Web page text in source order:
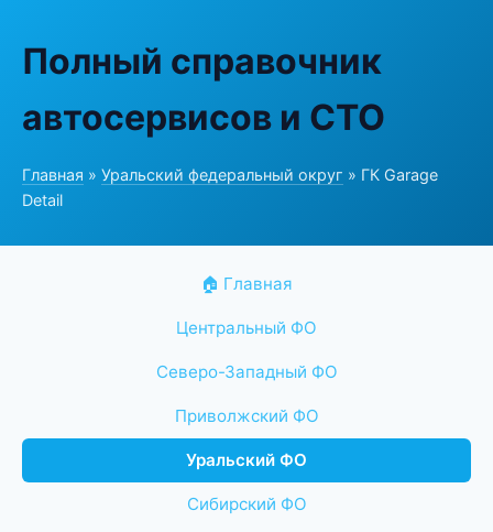
Полный справочник
автосервисов и СТО
Главная » Уральский федеральный округ » ГК Garage
Detail
🏠 Главная
Центральный ФО
Северо-Западный ФО
Приволжский ФО
Уральский ФО
Сибирский ФО